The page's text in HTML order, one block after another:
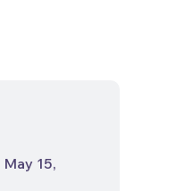
May 15,